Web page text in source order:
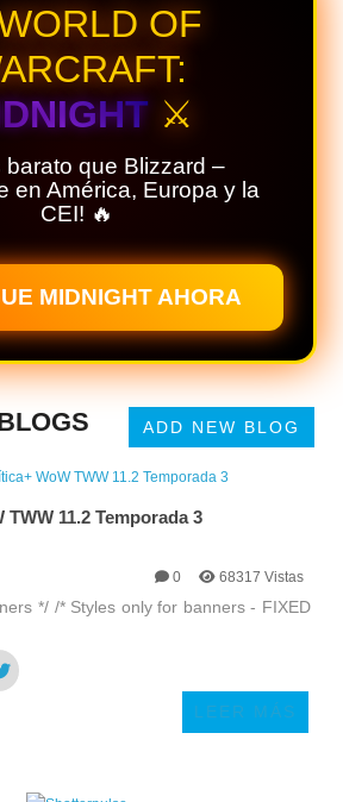
OF
⚔️
barato que Blizzard –
en América, Europa y la
CEI! 🔥
MIDNIGHT AHORA
ADD NEW BLOG
11.2 Temporada 3
0
68317 Vistas
*/ /* Styles only for banners - FIXED
LEER MÁS